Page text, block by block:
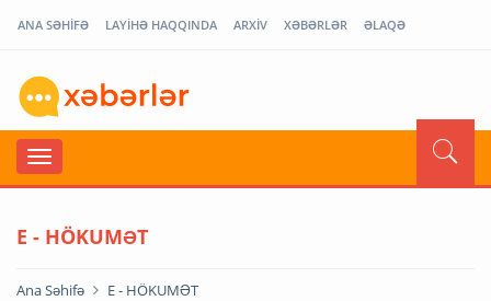
ANA SƏHİFƏ LAYİHƏ HAQQINDA ARXİV XƏBƏRLƏR ƏLAQƏ
E - HÖKUMƏT
Ana Səhifə E - HÖKUMƏT